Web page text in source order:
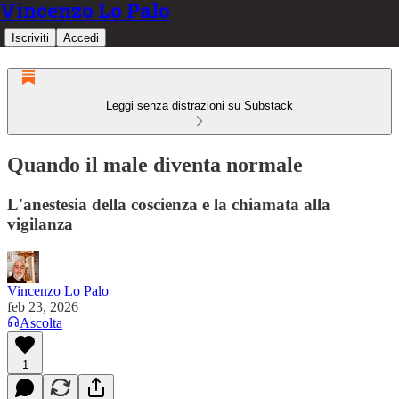
Vincenzo Lo Palo
Iscriviti Accedi
Leggi senza distrazioni su Substack
Quando il male diventa normale
L'anestesia della coscienza e la chiamata alla
vigilanza
Vincenzo Lo Palo
feb 23, 2026
Ascolta
1